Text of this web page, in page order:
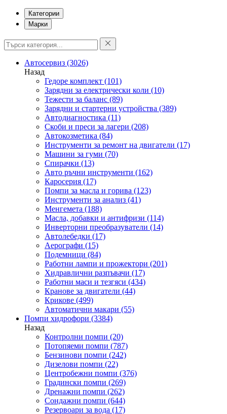
Категории
Марки
Автосервиз (3026)
Назад
Гедоре комплект (101)
Зарядни за електрически коли (10)
Тежести за баланс (89)
Зарядни и стартерни устройства (389)
Автодиагностика (11)
Скоби и преси за лагери (208)
Автокозметика (84)
Инструменти за ремонт на двигатели (17)
Машини за гуми (70)
Спирачки (13)
Авто ръчни инструменти (162)
Каросерия (17)
Помпи за масла и горива (123)
Инструменти за анализ (41)
Менгемета (188)
Масла, добавки и антифризи (114)
Инверторни преобразуватели (14)
Автолебедки (17)
Аерографи (15)
Подемници (84)
Работни лампи и прожектори (201)
Хидравлични разпъвачи (17)
Работни маси и тезгяси (434)
Кранове за двигатели (44)
Крикове (499)
Автоматични макари (55)
Помпи хидрофори (3384)
Назад
Контролни помпи (20)
Потопяеми помпи (787)
Бензинови помпи (242)
Дизелови помпи (22)
Центробежни помпи (376)
Градински помпи (269)
Дренажни помпи (262)
Сондажни помпи (644)
Резервоари за вода (17)